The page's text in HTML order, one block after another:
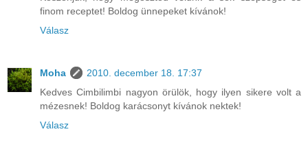
finom receptet! Boldog ünnepeket kívánok!
Válasz
Moha
2010. december 18. 17:37
Kedves Cimbilimbi nagyon örülök, hogy ilyen sikere volt a
mézesnek! Boldog karácsonyt kívánok nektek!
Válasz